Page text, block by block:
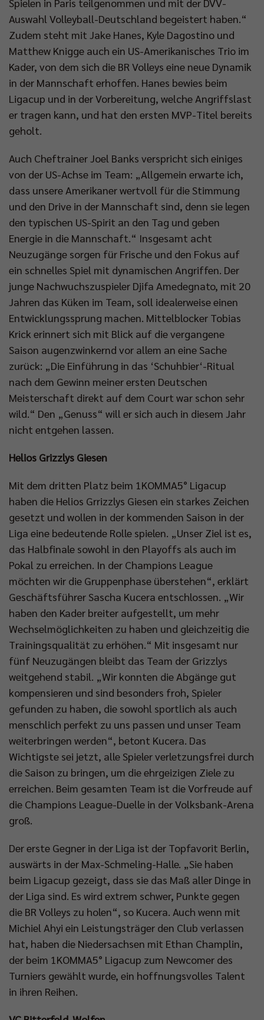
Spielen in Paris teilgenommen und mit der DVV-
Auswahl Volleyball-Deutschland begeistert haben.“
Zudem steht mit Jake Hanes, Kyle Dagostino und
Matthew Knigge auch ein US-Amerikanisches Trio im
Kader, von dem sich die BR Volleys eine neue Dynamik
in der Mannschaft erhoffen. Hanes bewies beim
Ligacup und in der Vorbereitung, welche Angriffslast
er tragen kann, und hat den ersten MVP-Titel bereits
geholt.
Auch Cheftrainer Joel Banks verspricht sich einiges
von der US-Achse im Team: „Allgemein erwarte ich,
dass unsere Amerikaner wertvoll für die Stimmung
und den Drive in der Mannschaft sind, denn sie legen
den typischen US-Spirit an den Tag und geben
Energie in die Mannschaft.“ Insgesamt acht
Neuzugänge sorgen für Frische und den Fokus auf
ein schnelles Spiel mit dynamischen Angriffen. Der
junge Nachwuchszuspieler Djifa Amedegnato, mit 20
Jahren das Küken im Team, soll idealerweise einen
Entwicklungssprung machen. Mittelblocker Tobias
Krick erinnert sich mit Blick auf die vergangene
Saison augenzwinkernd vor allem an eine Sache
zurück: „Die Einführung in das ‘Schuhbier‘-Ritual
nach dem Gewinn meiner ersten Deutschen
Meisterschaft direkt auf dem Court war schon sehr
wild.“ Den „Genuss“ will er sich auch in diesem Jahr
nicht entgehen lassen.
Helios Grizzlys Giesen
Mit dem dritten Platz beim 1KOMMA5° Ligacup
haben die Helios Grrizzlys Giesen ein starkes Zeichen
gesetzt und wollen in der kommenden Saison in der
Liga eine bedeutende Rolle spielen. „Unser Ziel ist es,
das Halbfinale sowohl in den Playoffs als auch im
Pokal zu erreichen. In der Champions League
möchten wir die Gruppenphase überstehen“, erklärt
Geschäftsführer Sascha Kucera entschlossen. „Wir
haben den Kader breiter aufgestellt, um mehr
Wechselmöglichkeiten zu haben und gleichzeitig die
Trainingsqualität zu erhöhen.“ Mit insgesamt nur
fünf Neuzugängen bleibt das Team der Grizzlys
weitgehend stabil. „Wir konnten die Abgänge gut
kompensieren und sind besonders froh, Spieler
gefunden zu haben, die sowohl sportlich als auch
menschlich perfekt zu uns passen und unser Team
weiterbringen werden“, betont Kucera. Das
Wichtigste sei jetzt, alle Spieler verletzungsfrei durch
die Saison zu bringen, um die ehrgeizigen Ziele zu
erreichen. Beim gesamten Team ist die Vorfreude auf
die Champions League-Duelle in der Volksbank-Arena
groß.
Der erste Gegner in der Liga ist der Topfavorit Berlin,
auswärts in der Max-Schmeling-Halle. „Sie haben
beim Ligacup gezeigt, dass sie das Maß aller Dinge in
der Liga sind. Es wird extrem schwer, Punkte gegen
die BR Volleys zu holen“, so Kucera. Auch wenn mit
Michiel Ahyi ein Leistungsträger den Club verlassen
hat, haben die Niedersachsen mit Ethan Champlin,
der beim 1KOMMA5° Ligacup zum Newcomer des
Turniers gewählt wurde, ein hoffnungsvolles Talent
in ihren Reihen.